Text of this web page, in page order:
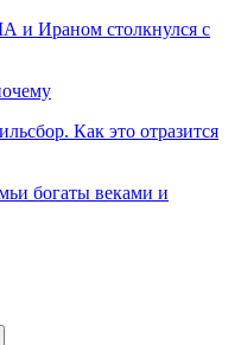
и Ираном столкнулся с
Как это отразится
богаты веками и